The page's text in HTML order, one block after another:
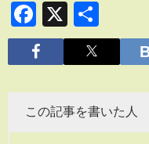
Facebook
X
有
この記事を書いた人